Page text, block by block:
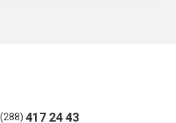
417 24 43